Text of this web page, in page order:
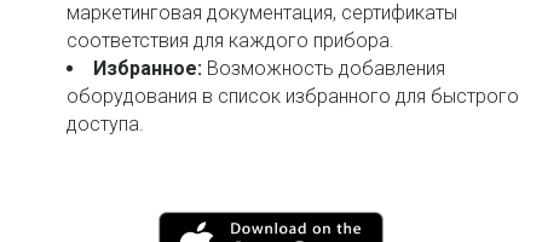
маркетинговая документация, сертификаты
соответствия для каждого прибора.
Избранное: Возможность добавления
оборудования в список избранного для быстрого
доступа.